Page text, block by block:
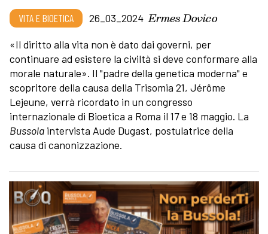
VITA E BIOETICA 26_03_2024 Ermes Dovico
«Il diritto alla vita non è dato dai governi, per
continuare ad esistere la civiltà si deve conformare alla
morale naturale». Il "padre della genetica moderna" e
scopritore della causa della Trisomia 21, Jérôme
Lejeune, verrà ricordato in un congresso
internazionale di Bioetica a Roma il 17 e 18 maggio. La
Bussola intervista Aude Dugast, postulatrice della
causa di canonizzazione.